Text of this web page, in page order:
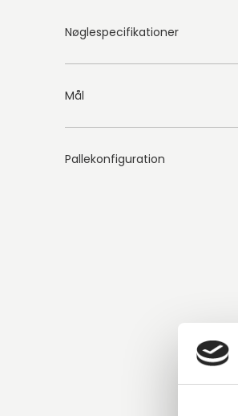
Nøglespecifikationer
Mål
Pallekonfiguration